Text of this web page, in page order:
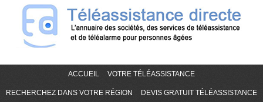
ACCUEIL VOTRE TÉLÉASSISTANCE
RECHERCHEZ DANS VOTRE RÉGION DEVIS GRATUIT TÉLÉASSISTANCE